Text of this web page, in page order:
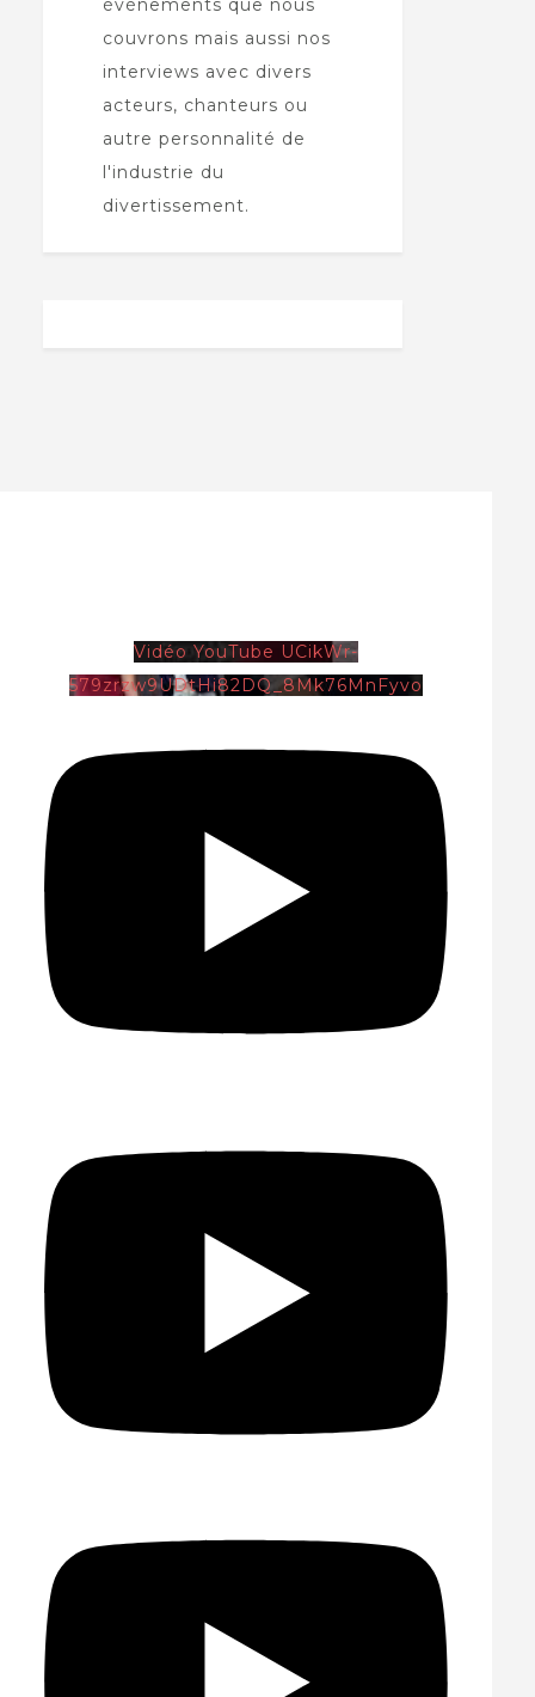
évènements que nous
couvrons mais aussi nos
interviews avec divers
acteurs, chanteurs ou
autre personnalité de
l'industrie du
divertissement.
Vidéo YouTube UCikWr-
579zrzw9UDtHi82DQ_8Mk76MnFyvo